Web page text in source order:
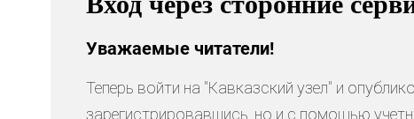
Уважаемые читатели!
Теперь войти на "Кавказский узел" и
зарегистрировавшись, но и с помощью